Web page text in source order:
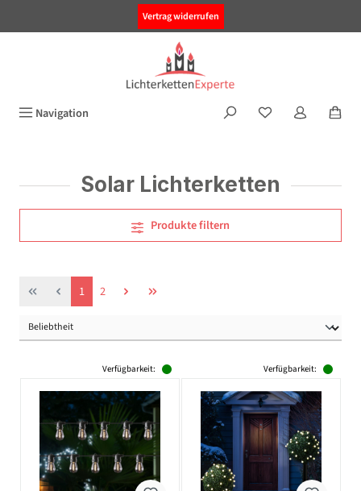
Vertrag widerrufen
Navigation
Solar Lichterketten
Produkte filtern
Seite
1 Seite
2
Verfügbarkeit: Verfügbarkeit: